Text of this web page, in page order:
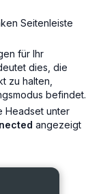
Seitenleiste
für Ihr
dies, die
zu halten,
befindet.
Headset unter
angezeigt